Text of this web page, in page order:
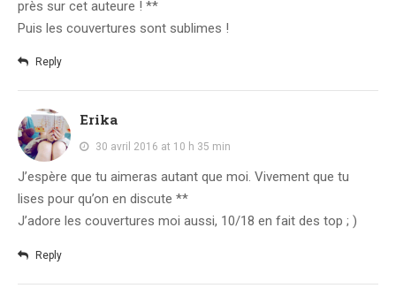
près sur cet auteure ! **
Puis les couvertures sont sublimes !
Reply
Erika
30 avril 2016 at 10 h 35 min
J’espère que tu aimeras autant que moi. Vivement que tu
lises pour qu’on en discute **
J’adore les couvertures moi aussi, 10/18 en fait des top ; )
Reply